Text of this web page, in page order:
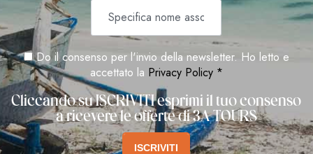
Do il consenso per l'invio della newsletter. Ho letto e
accettato la Privacy Policy *
Cliccando su ISCRIVITI esprimi il tuo consenso
a ricevere le offerte di 3A TOURS
ISCRIVITI